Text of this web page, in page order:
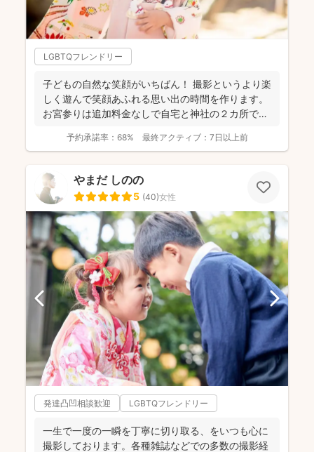
LGBTQフレンドリー
子どもの自然な笑顔がいちばん！ 撮影というより楽
しく遊んで笑顔あふれる思い出の時間を作ります。
お宮参りは追加料金なしで自宅と神社の２カ所で撮
予約承諾率： 68% 最終アクティブ： 7日以上前
やまだ しのの
5 (40)女性
発達凸凹相談歓迎 LGBTQフレンドリー
一生で一度の一瞬を丁寧に切り取る、をいつも心に
撮影しております。各種雑誌などでの多数の撮影経